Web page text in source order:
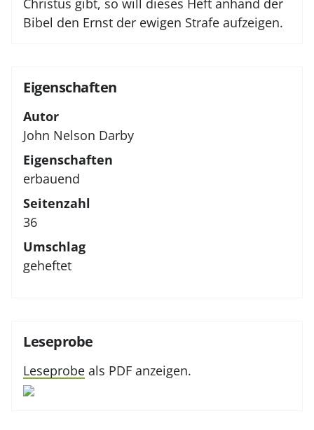
Bibel den Ernst der ewigen Strafe aufzeigen.
Eigenschaften
Autor
John Nelson Darby
Eigenschaften
erbauend
Seitenzahl
36
Umschlag
geheftet
Leseprobe
Leseprobe als PDF anzeigen.